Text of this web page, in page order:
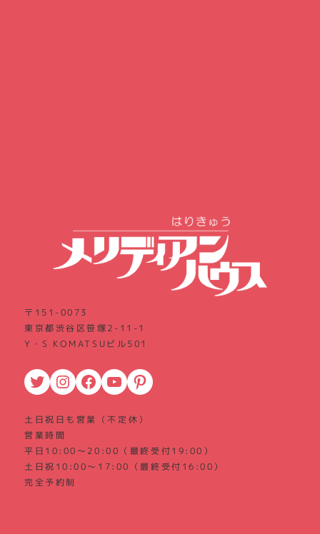
〒151-0073
東京都渋谷区笹塚2-11-1
Y・S KOMATSUビル501
Twitter Instagram Facebook YouTube Pinterest
土日祝日も営業（不定休）
営業時間
平日10:00～20:00（最終受付19:00）
土日祝10:00～17:00（最終受付16:00）
完全予約制